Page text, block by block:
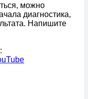
можно
диагностика,
Напишите